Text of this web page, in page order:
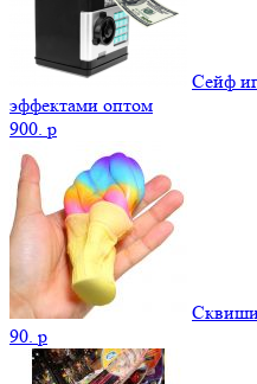
Сейф
эффектами оптом
900. p
Сквиши
90. p